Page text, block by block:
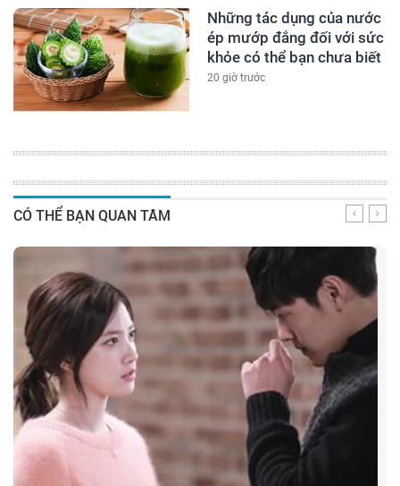
Những tác dụng của nước
ép mướp đắng đối với sức
khỏe có thể bạn chưa biết
20 giờ trước
CÓ THỂ BẠN QUAN TÂM